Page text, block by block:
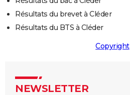
Résultats du brevet à Cléder
Résultats du BTS à Cléder
Copyright
NEWSLETTER